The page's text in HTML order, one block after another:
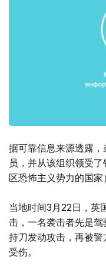
据可靠信息来源透露
员，并从该组织领受
区恐怖主义势力的国家
当地时间3月22日，英
击，一名袭击者先是
持刀发动攻击，再被
受伤。